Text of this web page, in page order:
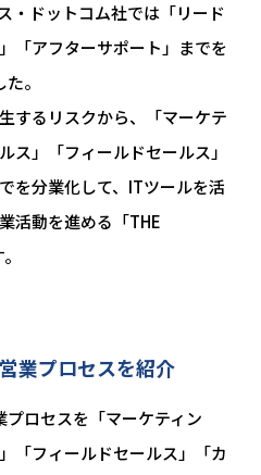
・ドットコム社では「リード
「アフターサポート」までを
。
するリスクから、「マーケテ
ス」「フィールドセールス」
を分業化して、ITツールを活
活動を進める「THE
業プロセスを紹介
プロセスを「マーケティン
「フィールドセールス」「カ